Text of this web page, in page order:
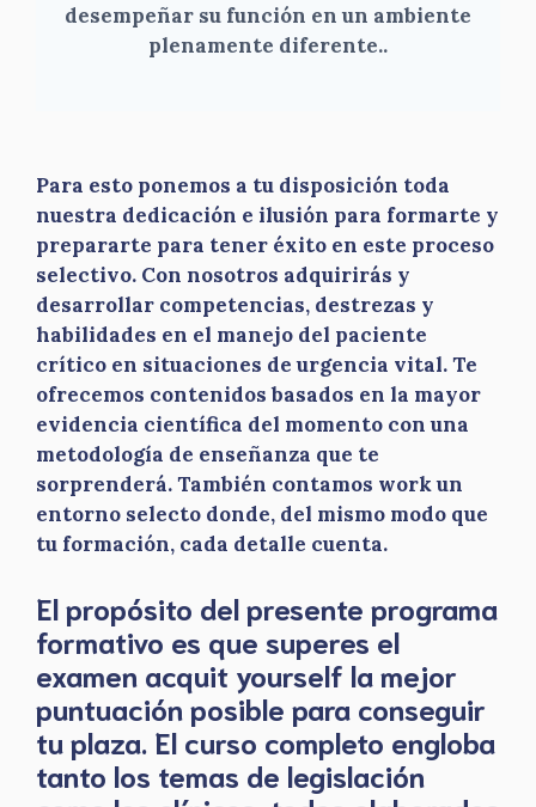
desempeñar su función en un ambiente
plenamente diferente..
Para esto ponemos a tu disposición toda
nuestra dedicación e ilusión para formarte y
prepararte para tener éxito en este proceso
selectivo. Con nosotros adquirirás y
desarrollar competencias, destrezas y
habilidades en el manejo del paciente
crítico en situaciones de urgencia vital. Te
ofrecemos contenidos basados en la mayor
evidencia científica del momento con una
metodología de enseñanza que te
sorprenderá. También contamos work un
entorno selecto donde, del mismo modo que
tu formación, cada detalle cuenta.
El propósito del presente programa
formativo es que superes el
examen acquit yourself la mejor
puntuación posible para conseguir
tu plaza. El curso completo engloba
tanto los temas de legislación